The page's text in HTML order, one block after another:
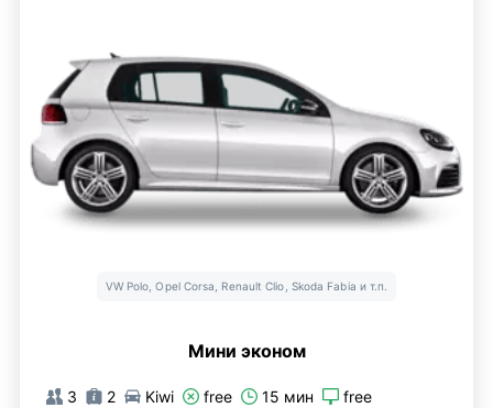
VW Polo, Opel Corsa, Renault Clio, Skoda Fabia и т.п.
Мини эконом
3 2 Kiwi free 15 мин free